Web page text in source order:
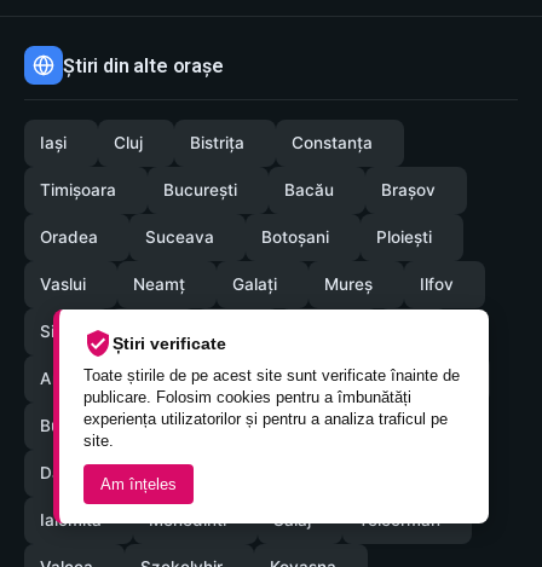
Știri verificate
Toate știrile de pe acest site sunt verificate înainte de
publicare. Folosim cookies pentru a îmbunătăți
experiența utilizatorilor și pentru a analiza traficul pe
site.
Am înțeles
Știri din alte orașe
Iași Cluj Bistrița Constanța
Timișoara București Bacău Brașov
Oradea Suceava Botoșani Ploiești
Vaslui Neamț Galați Mureș Ilfov
Sibiu
Arges Maramures Vrancea Satumare
Buzau Braila Calarasi Caras-Severin
Dambovita Giurgiu
Ialomita Mehedinti Salaj Teleorman